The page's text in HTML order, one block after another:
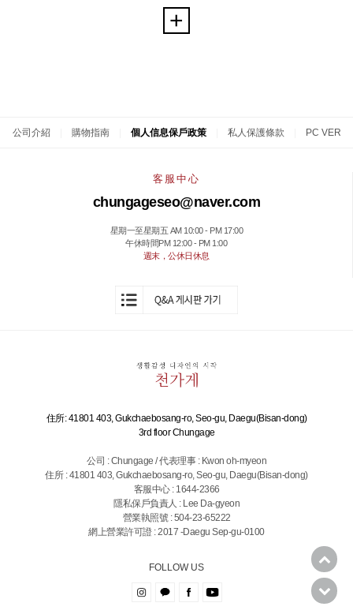
公司介紹 購物指南 個人信息保戶政策 私人保護條款 PC VER
客服中心
chungageseo@naver.com
星期一至星期五 AM 10:00 - PM 17:00
午休時間PM 12:00 - PM 1:00
週末，公休日休息
住所: 41801 403, Gukchaebosang-ro, Seo-gu, Daegu(Bisan-dong)
3rd floor Chungage
公司 : Chungage / 代表理事 : Kwon oh-myeon
住所 : 41801 403, Gukchaebosang-ro, Seo-gu, Daegu(Bisan-dong)
客服中心 : 1644-2366
隱私保戶負責人 : Lee Da-gyeon
營業執照號 : 504-23-65222
網上營業許可證 : 2017 -Daegu Sep-gu-0100
FOLLOW US